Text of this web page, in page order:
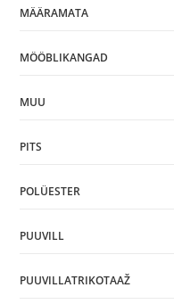
MÄÄRAMATA
MÖÖBLIKANGAD
MUU
PITS
POLÜESTER
PUUVILL
PUUVILLATRIKOTAAŽ